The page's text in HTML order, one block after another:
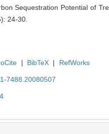
Sequestration Potential of
24-30.
| BibTeX | RefWorks
7488.20080507